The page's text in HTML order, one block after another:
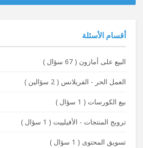
أقسام الأسئلة
البيع على أمازون ( 67 سؤال )
العمل الحر - الفريلانس ( 2 سؤالين )
بيع الكورسات ( 1 سؤال )
ترويج المنتجات - الأفيلييت ( 1 سؤال )
تسويق المحتوى ( 1 سؤال )